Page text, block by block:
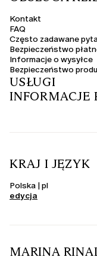
Kontakt
FAQ
Często zadawane
Bezpieczeństwo
Informacje o wysyłce
Bezpieczeństwo
USŁUGI
INFORMACJE
KRAJ I JĘZYK
Polska | pl
edycja
MARINA